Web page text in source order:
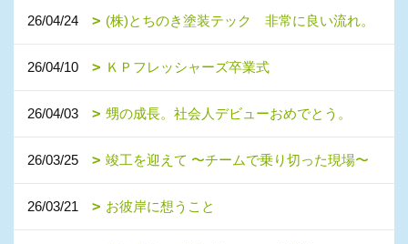
26/04/24 (株)とちのき塗装テック 非常に良い流れ。
26/04/10 ＫＰフレッシャーズ卒業式
26/04/03 甥の成長。社会人デビューおめでとう。
26/03/25 竣工を迎えて 〜チームで乗り切った現場〜
26/03/21 お彼岸に想うこと